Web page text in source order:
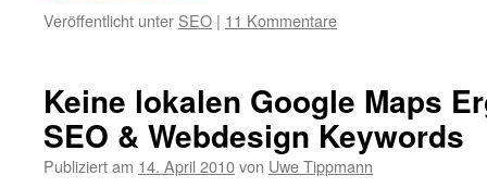
Veröffentlicht unter SEO | 11 Kommentare
Keine lokalen Google Maps
SEO & Webdesign Keywords
Publiziert am 14. April 2010von Uwe Tippmann